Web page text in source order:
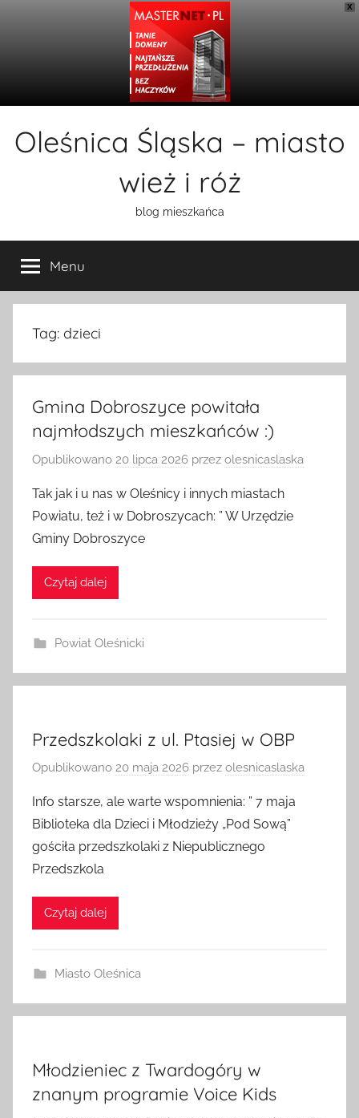
X
Oleśnica Śląska – miasto
wież i róż
blog mieszkańca
Menu
Tag: dzieci
Gmina Dobroszyce powitała
najmłodszych mieszkańców :)
Opublikowano 20 lipca 2026 przez olesnicaslaska
Tak jak i u nas w Oleśnicy i innych miastach
Powiatu, też i w Dobroszycach: ” W Urzędzie
Gminy Dobroszyce
Czytaj dalej
Powiat Oleśnicki
Przedszkolaki z ul. Ptasiej w OBP
Opublikowano 20 maja 2026 przez olesnicaslaska
Info starsze, ale warte wspomnienia: ” 7 maja
Biblioteka dla Dzieci i Młodzieży „Pod Sową”
gościła przedszkolaki z Niepublicznego
Przedszkola
Czytaj dalej
Miasto Oleśnica
Młodzieniec z Twardogóry w
znanym programie Voice Kids